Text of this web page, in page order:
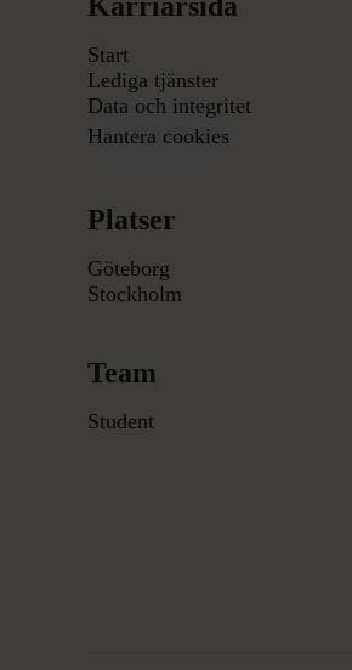
Start
Lediga tjänster
Data och integritet
Hantera cookies
Platser
Göteborg
Stockholm
Team
Student